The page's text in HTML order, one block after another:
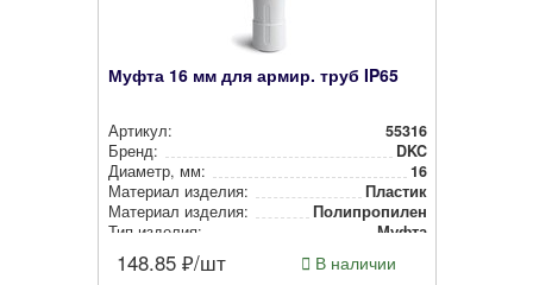
Муфта 16 мм для армир. труб IP65
Артикул:
55316
Бренд:
DKC
Диаметр, мм:
16
Материал изделия:
Пластик
Материал изделия:
Полип­ро­пи­лен
Тип изделия:
Муфта
Степень защиты:
Цвет:
Серый
148.85 ₽/шт В наличии